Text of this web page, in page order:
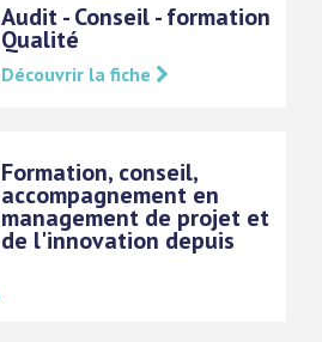
Audit - Conseil - formation
Qualité
Découvrir la fiche
Formation, conseil,
accompagnement en
management de projet et
de l'innovation depuis